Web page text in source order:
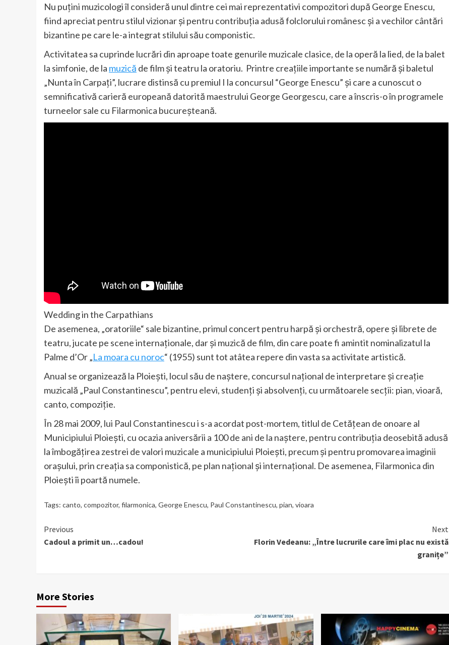
Nu puțini muzicologi îl consideră unul dintre cei mai reprezentativi compozitori după George Enescu,
fiind apreciat pentru stilul vizionar și pentru contribuția adusă folclorului românesc și a vechilor cântări
bizantine pe care le-a integrat stilului său componistic.
Activitatea sa cuprinde lucrări din aproape toate genurile muzicale clasice, de la operă la lied, de la balet
la simfonie, de la muzică de film și teatru la oratoriu. Printre creaţiile importante se numără şi baletul
„Nunta în Carpaţi”, lucrare distinsă cu premiul I la concursul “George Enescu” și care a cunoscut o
semnificativă carieră europeană datorită maestrului George Georgescu, care a înscris-o în programele
turneelor sale cu Filarmonica bucureşteană.
Wedding in the Carpathians
De asemenea, „oratoriile“ sale bizantine, primul concert pentru harpă şi orchestră, opere şi librete de
teatru, jucate pe scene internaţionale, dar şi muzică de film, din care poate fi amintit nominalizatul la
Palme d’Or „La moara cu noroc“ (1955) sunt tot atâtea repere din vasta sa activitate artistică.
Anual se organizează la Ploiești, locul său de naștere, concursul național de interpretare și creație
muzicală „Paul Constantinescu”, pentru elevi, studenți și absolvenți, cu următoarele secții: pian, vioară,
canto, compoziție.
În 28 mai 2009, lui Paul Constantinescu i s-a acordat post-mortem, titlul de Cetățean de onoare al
Municipiului Ploiești, cu ocazia aniversării a 100 de ani de la naștere, pentru contribuția deosebită adusă
la îmbogățirea zestrei de valori muzicale a municipiului Ploiești, precum și pentru promovarea imaginii
orașului, prin creația sa componistică, pe plan național și internațional. De asemenea, Filarmonica din
Ploiești îi poartă numele.
Tags: canto, compozitor, filarmonica, George Enescu, Paul Constantinescu, pian, vioara
Continue
Reading
Previous
Cadoul a primit un…cadou!
Next
Florin Vedeanu: „Între lucrurile care îmi plac nu există
granițe”
More Stories